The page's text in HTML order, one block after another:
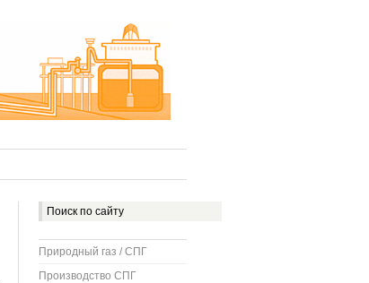
Природный газ / СПГ
Производство СПГ